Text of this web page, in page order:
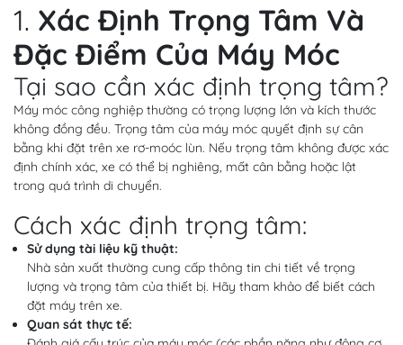
1. Xác Định Trọng Tâm Và
Đặc Điểm Của Máy Móc
Tại sao cần xác định trọng tâm?
Máy móc công nghiệp thường có trọng lượng lớn và kích thước
không đồng đều. Trọng tâm của máy móc quyết định sự cân
bằng khi đặt trên xe rơ-moóc lùn. Nếu trọng tâm không được xác
định chính xác, xe có thể bị nghiêng, mất cân bằng hoặc lật
trong quá trình di chuyển.
Cách xác định trọng tâm:
Sử dụng tài liệu kỹ thuật:
Nhà sản xuất thường cung cấp thông tin chi tiết về trọng
lượng và trọng tâm của thiết bị. Hãy tham khảo để biết cách
đặt máy trên xe.
Quan sát thực tế: